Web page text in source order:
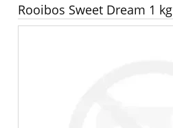
Rooibos Sweet Dream 1 kg